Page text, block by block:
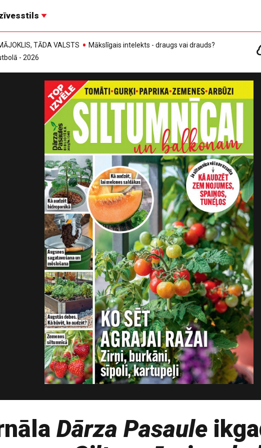
TĀDA VALSTS
Mākslīgais intelekts - draugs vai drauds?
- 2026
Dārza Pasaule